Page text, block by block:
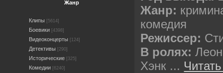
Жанр
Клипы [5614]
Боевики [4398]
Видеоконцерты [124]
Детективы [290]
Исторические [325]
Комедии [6240]
Жанр:
комедия
Режисcер:
В ролях:
Хэнк ...